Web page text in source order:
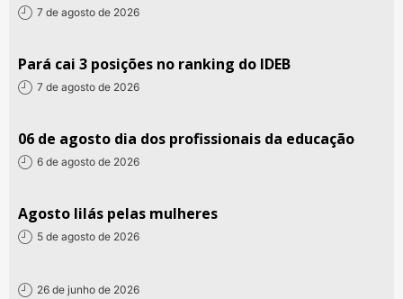
7 de agosto de 2026
Pará cai 3 posições no ranking do IDEB
7 de agosto de 2026
06 de agosto dia dos profissionais da educação
6 de agosto de 2026
Agosto lilás pelas mulheres
5 de agosto de 2026
26 de junho de 2026